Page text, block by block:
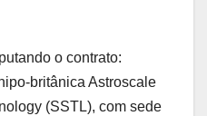
o contrato:
britânica Astroscale
(SSTL), com sede